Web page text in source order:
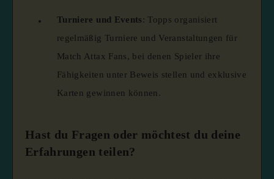
Turniere und Events:Topps organisiert
regelmäßig Turniere und Veranstaltungen für
Match Attax Fans, bei denen Spieler ihre
Fähigkeiten unter Beweis stellen und exklusive
Karten gewinnen können.
Hast du Fragen oder möchtest du deine
Erfahrungen teilen?